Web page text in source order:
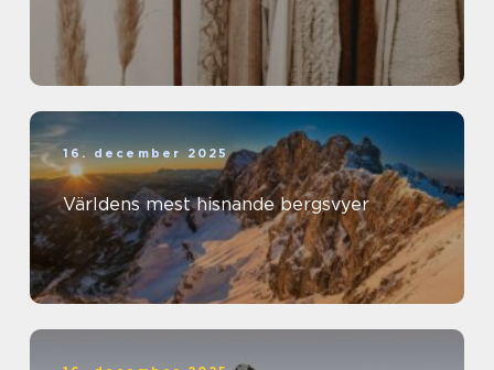
16. december 2025
Världens mest hisnande bergsvyer